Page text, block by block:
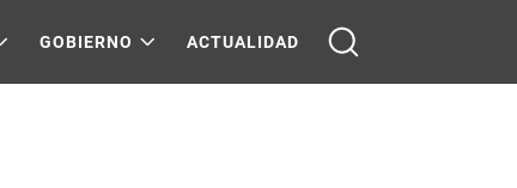
GOBIERNO ACTUALIDAD